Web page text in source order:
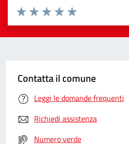
Valuta da 1 a 5 stelle la pagina
Valuta 5 stelle su 5
Valuta 4 stelle su 5
Valuta 3 stelle su 5
Valuta 2 stelle su 5
Valuta 1 stelle su 5
Contatta il comune
Leggi le domande frequenti
Richiedi assistenza
Numero verde